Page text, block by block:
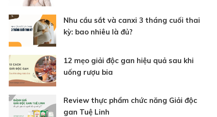
Nhu cầu sắt và canxi 3 tháng cuối thai
kỳ: bao nhiêu là đủ?
12 mẹo giải độc gan hiệu quả sau khi
uống rượu bia
Review thực phẩm chức năng Giải độc
gan Tuệ Linh